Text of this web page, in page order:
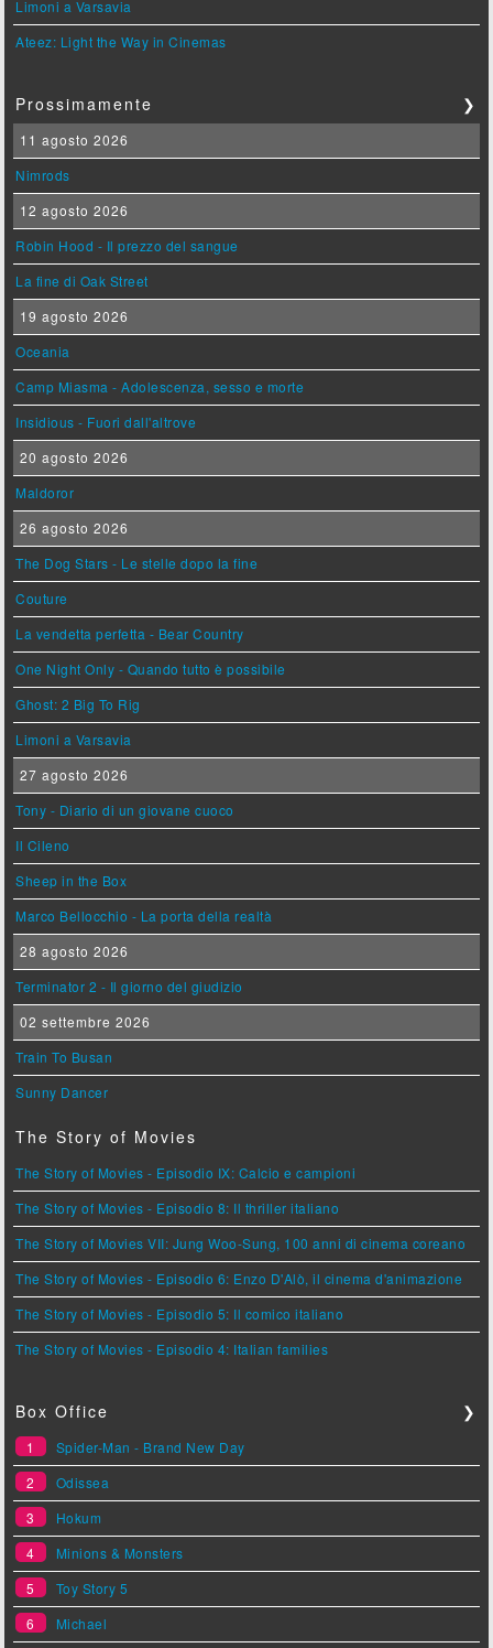
Limoni a Varsavia
Ateez: Light the Way in Cinemas
Prossimamente ❯
11 agosto 2026
Nimrods
12 agosto 2026
Robin Hood - Il prezzo del sangue
La fine di Oak Street
19 agosto 2026
Oceania
Camp Miasma - Adolescenza, sesso e morte
Insidious - Fuori dall'altrove
20 agosto 2026
Maldoror
26 agosto 2026
The Dog Stars - Le stelle dopo la fine
Couture
La vendetta perfetta - Bear Country
One Night Only - Quando tutto è possibile
Ghost: 2 Big To Rig
Limoni a Varsavia
27 agosto 2026
Tony - Diario di un giovane cuoco
Il Cileno
Sheep in the Box
Marco Bellocchio - La porta della realtà
28 agosto 2026
Terminator 2 - Il giorno del giudizio
02 settembre 2026
Train To Busan
Sunny Dancer
The Story of Movies
The Story of Movies - Episodio IX: Calcio e campioni
The Story of Movies - Episodio 8: Il thriller italiano
The Story of Movies VII: Jung Woo-Sung, 100 anni di cinema coreano
The Story of Movies - Episodio 6: Enzo D'Alò, il cinema d'animazione
The Story of Movies - Episodio 5: Il comico italiano
The Story of Movies - Episodio 4: Italian families
Box Office ❯
1
Spider-Man - Brand New Day
2
Odissea
3
Hokum
4
Minions & Monsters
5
Toy Story 5
6
Michael